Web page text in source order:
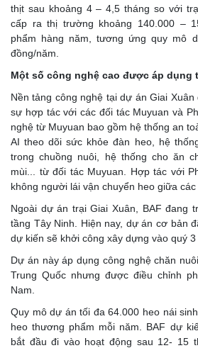
thịt sau khoảng 4 – 4,5 tháng so với
cấp ra thị trường khoảng 140.000 –
phẩm hàng năm, tương ứng quy mô
đồng/năm.
Một số công nghệ cao được áp dụng
Nền tảng công nghệ tại dự án Giai
sự hợp tác với các đối tác Muyuan và
nghệ từ Muyuan bao gồm hệ thống an
AI theo dõi sức khỏe đàn heo, hệ
trong chuồng nuôi, hệ thống cho ăn
mùi... từ đối tác Muyuan. Hợp tác với
không người lái vận chuyển heo giữa các
Ngoài dự án trại Giai Xuân, BAF đang
tầng Tây Ninh. Hiện nay, dự án cơ bản
dự kiến sẽ khởi công xây dựng vào quý 3
Dự án này áp dụng công nghệ chăn
Trung Quốc nhưng được điều chỉnh
Nam.
Quy mô dự án tối đa 64.000 heo nái
heo thương phẩm mỗi năm. BAF dự
bắt đầu đi vào hoạt động sau 12- 15